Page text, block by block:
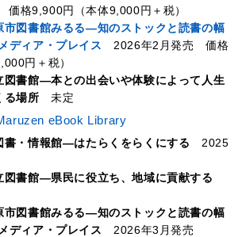
格9,900円（本体9,000円＋税）
図書館みるる―知のストックと読書の幅
ディア・プレイス
2026年2月発売 価格
円＋税）
書館―本との出会いや体験によって人生
る場所 未定
eBook Library
・情報館―はたらくをらくにする 2025
書館―県民に役立ち、地域に貢献する
図書館みるる―知のストックと読書の幅
ディア・プレイス
2026年3月発売